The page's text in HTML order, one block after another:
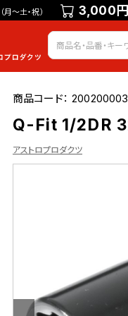
（月～土・祝） 3,000円
商品コード：
Q-Fit 1/2DR
アストロプロダクツ